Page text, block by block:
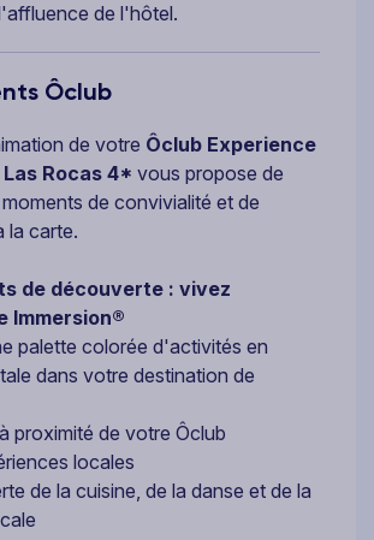
de l'hôtel.
Ôclub
de votre Ôclub Experience
Rocas 4* vous propose de
de convivialité et de
la carte.
de découverte : vivez
Immersion®
palette colorée d'activités en
dans votre destination de
proximité de votre Ôclub
locales
de la cuisine, de la danse et de la